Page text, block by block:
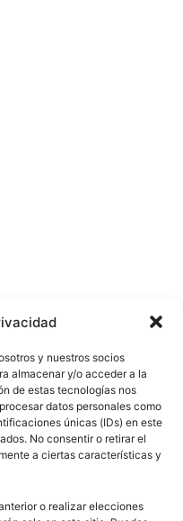
y nuestros socios
almacenar y/o acceder a la
de estas tecnologías nos
datos personales como
únicas (IDs) en este
No consentir o retirar el
a ciertas características y
o realizar elecciones